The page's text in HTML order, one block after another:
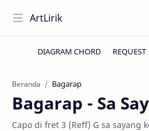
ArtLirik
Beranda Bagarap
Bagarap - Sa
Capo di fret 3 (Reff) G sa sayang